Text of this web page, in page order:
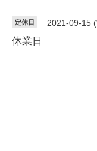
定休日 2021-09-15
休業日